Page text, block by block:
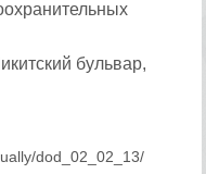
бульвар,
dod_02_02_13/